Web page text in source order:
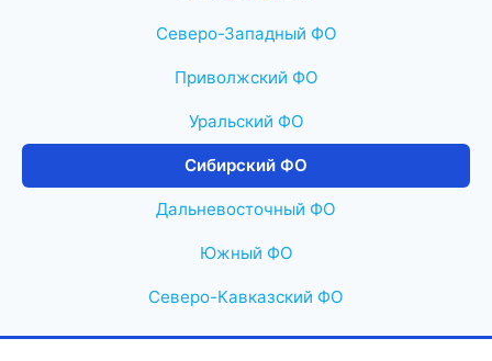
Северо-Западный ФО
Приволжский ФО
Уральский ФО
Сибирский ФО
Дальневосточный ФО
Южный ФО
Северо-Кавказский ФО